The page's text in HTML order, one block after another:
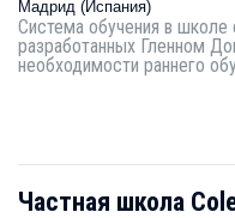
Мадрид (Испания)
Система обучения в школе
разработанных Гленном
необходимости раннего
Частная школа